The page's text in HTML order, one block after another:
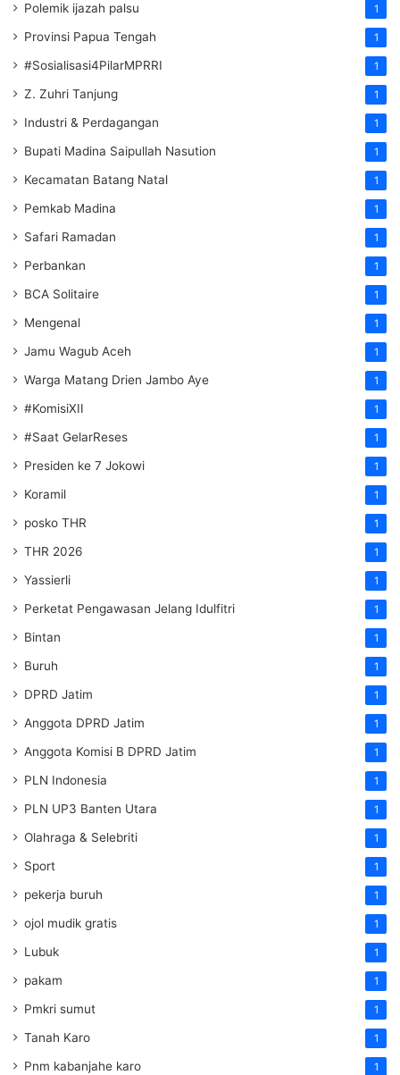
Polemik ijazah palsu 1
Provinsi Papua Tengah 1
#Sosialisasi4PilarMPRRI 1
Z. Zuhri Tanjung 1
Industri & Perdagangan 1
Bupati Madina Saipullah Nasution 1
Kecamatan Batang Natal 1
Pemkab Madina 1
Safari Ramadan 1
Perbankan 1
BCA Solitaire 1
Mengenal 1
Jamu Wagub Aceh 1
Warga Matang Drien Jambo Aye 1
#KomisiXII 1
#Saat GelarReses 1
Presiden ke 7 Jokowi 1
Koramil 1
posko THR 1
THR 2026 1
Yassierli 1
Perketat Pengawasan Jelang Idulfitri 1
Bintan 1
Buruh 1
DPRD Jatim 1
Anggota DPRD Jatim 1
Anggota Komisi B DPRD Jatim 1
PLN Indonesia 1
PLN UP3 Banten Utara 1
Olahraga & Selebriti 1
Sport 1
pekerja buruh 1
ojol mudik gratis 1
Lubuk 1
pakam 1
Pmkri sumut 1
Tanah Karo 1
Pnm kabanjahe karo 1